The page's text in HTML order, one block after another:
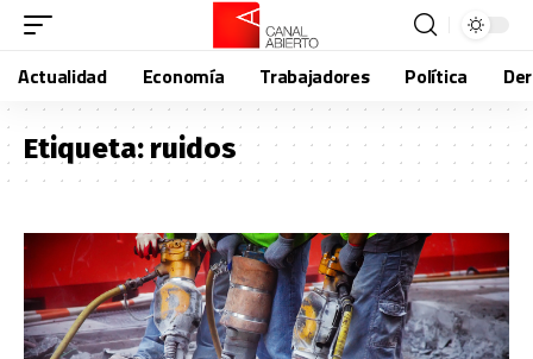
Actualidad Economía Trabajadores Política
Etiqueta:ruidos